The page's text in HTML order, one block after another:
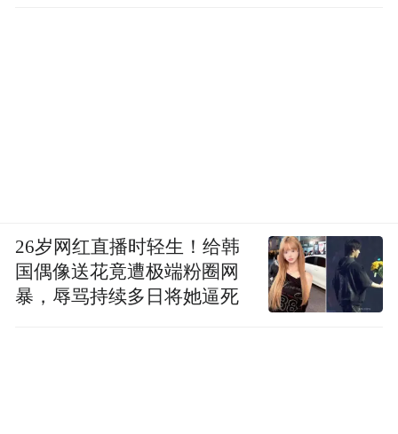
26岁网红直播时轻生！给韩
国偶像送花竟遭极端粉圈网
暴，辱骂持续多日将她逼死